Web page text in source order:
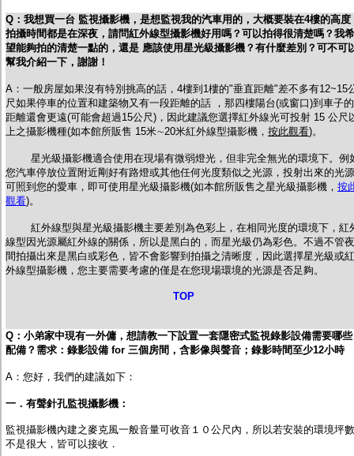
Q： 我想買一台 監視攝影機，是想監視我的汽車用的，大概要裝在4樓的高度
拍攝時間都是在深夜，請問紅外線型攝影機好用嗎？可以拍得很清楚嗎？我希
望能夠拍的清楚一點的，還是 應該使用星光級攝影機？有什麼差別？可不可
幫我介紹一下，謝謝！
A：一般房屋如果沒有特別挑高的話，4樓到1樓的"垂直距離"差不多有12~15
尺如果停車的位置和建築物又有一段距離的話 ，那四樓陽台(或窗口)到車子的
距離還會更遠(可能會超過15公尺)，因此建議您選擇紅外線光可投射 15 公尺
上之攝影機種(如本館所販售 15米∼20米紅外線型攝影機， 按此觀看)。
星光級攝影機適合使用在現場有微弱燈光，但非完全無光的環境下。例
您汽車停放位置附近剛好有路燈或其他任何光度類似之光源，投射出來的光源
可照到您的愛車，即可使用星光級攝影機(如本館所販售之星光級攝影機， 按
觀看)。
紅外線型與星光級攝影機主要差別為色彩上，在相同光度的環境下，紅
線型因光源屬紅外線的關係，所以是黑白的，而星光級仍為彩色。不過不管夜
間拍攝出來是黑白或彩色，皆不會影響到拍攝之清晰度，因此選擇星光級或紅
外線型攝影機，您主要需要考慮的僅是在您現場環境的光源是否足夠。
TOP
Q： 小弟家中現有一外傭，想請教一下設置一套隱密式監視錄影設備需要哪些
配備？需求：錄影設備 for 三個房間，含影像與聲音；錄影時間至少12小時
A：您好，我們的建議如下：
一．有聲針孔監視攝影機：
監視攝影機內建之麥克風一般音量可收音１０公尺內，所以若安裝的環境坪數
不是很大，皆可以接收．